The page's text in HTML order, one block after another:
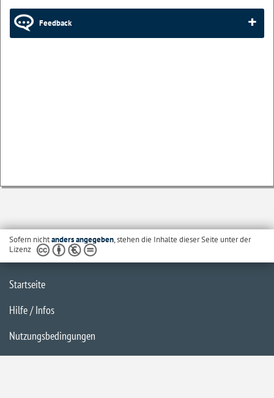
Feedback
Sofern nichtanders angegeben, stehen die Inhalte dieser Seite unter der
Lizenz
Startseite
Hilfe / Infos
Nutzungsbedingungen